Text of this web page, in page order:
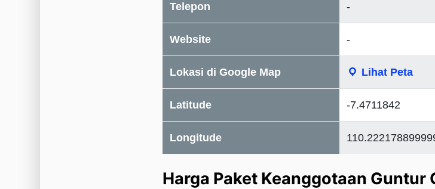
Telepon -
Website -
Lokasi di Google Map Lihat Peta
Latitude -7.4711842
Longitude
Harga Paket Keanggotaan Guntur